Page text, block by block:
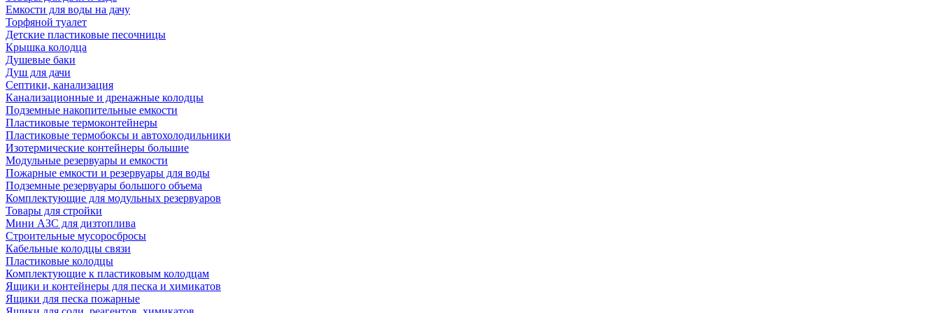
Емкости для воды на дачу
Торфяной туалет
Детские пластиковые песочницы
Крышка колодца
Душевые баки
Душ для дачи
Септики, канализация
Канализационные и дренажные колодцы
Подземные накопительные емкости
Пластиковые термоконтейнеры
Пластиковые термобоксы и автохолодильники
Изотермические контейнеры большие
Модульные резервуары и емкости
Пожарные емкости и резервуары для воды
Подземные резервуары большого объема
Комплектующие для модульных резервуаров
Товары для стройки
Мини АЗС для дизтоплива
Строительные мусоросбросы
Кабельные колодцы связи
Пластиковые колодцы
Комплектующие к пластиковым колодцам
Ящики и контейнеры для песка и химикатов
Ящики для песка пожарные